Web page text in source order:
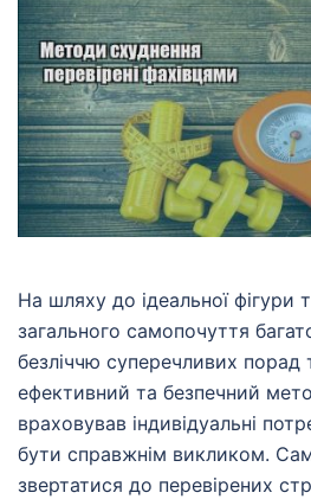
На шляху до ідеальної фігури
загального самопочуття
безліччю суперечливих порад
ефективний та безпечний
враховував індивідуальні
бути справжнім викликом.
звертатися до перевірених